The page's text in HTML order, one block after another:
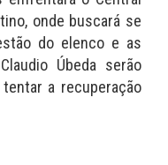
onde buscará se
do elenco e as
Úbeda serão
a recuperação